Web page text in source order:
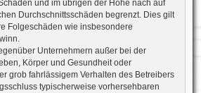
und im übrigen der Höhe nach auf
Durchschnittsschäden begrenzt. Dies gilt
Folgeschäden wie insbesondere
Unternehmern außer bei der
Körper und Gesundheit oder
grob fahrlässigem Verhalten des Betreibers
typischerweise vorhersehbaren